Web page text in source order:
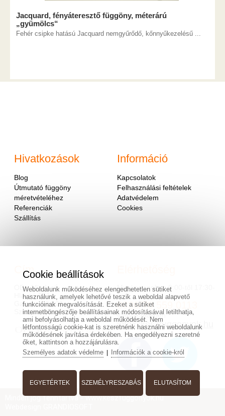
Jacquard, fényáteresztő függöny, méterárú
„gyümölcs“
Fehér csipke hatású Jacquard nemgyűrődő, kőnnyűkezelésű ...
Hivatkozások
Blog
Útmutató függöny
méretvételéhez
Referenciák
Szállítás
Információ
Kapcsolatok
Felhasználási feltételek
Adatvédelem
Cookies
Cím
OD - Mladosť
Hlavná 951
Galanta 924 01
Szlovákia
Munkanapokon 9:00-től 17:30-
ig.
0036/70 559 0113
vagy e-mailben
info@keszfuggonyok.hu
Minden jog fenntartva - www.keszfuggonyok.hu
Cookie beállítások
Weboldalunk működéséhez elengedhetetlen sütiket
használunk, amelyek lehetővé teszik a weboldal alapvető
funkcióinak megvalósítását. Ezeket a sütiket
internetböngészője beállításainak módosításával letilthatja,
ami befolyásolhatja a weboldal működését. Nem
létfontosságú cookie-kat is szeretnénk használni weboldalunk
működésének javítása érdekében. Ha engedélyezni szeretné
őket, kattintson a hozzájárulásra.
Személyes adatok védelme| Információk a cookie-król
EGYETÉRTEK SZEMÉLYRESZABÁS ELUTASÍTOM